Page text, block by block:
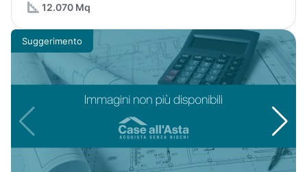
12.070 Mq
Suggerimento